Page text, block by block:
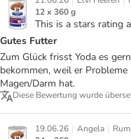
12 x 360 g
This is a stars rating
Gutes Futter
Zum Glück frisst Yoda es
bekommen, weil er
Magen/Darm hat.
Diese Bewertung wurde
19.06.26 | Angela |